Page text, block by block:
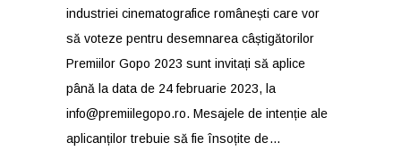
industriei cinematografice românești care vor
să voteze pentru desemnarea câștigătorilor
Premiilor Gopo 2023 sunt invitați să aplice
până la data de 24 februarie 2023, la
info@premiilegopo.ro. Mesajele de intenție ale
aplicanților trebuie să fie însoțite de